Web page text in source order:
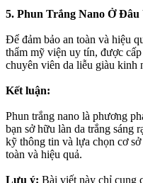
5. Phun Trắng Nano Ở Đâu
Để đảm bảo an toàn và hiệu
thẩm mỹ viện uy tín, được
chuyên viên da liễu giàu kinh
Kết luận:
Phun trắng nano là phương
bạn sở hữu làn da trắng sáng
kỹ thông tin và lựa chọn cơ
toàn và hiệu quả.
Lưu ý: Bài viết này chỉ cung